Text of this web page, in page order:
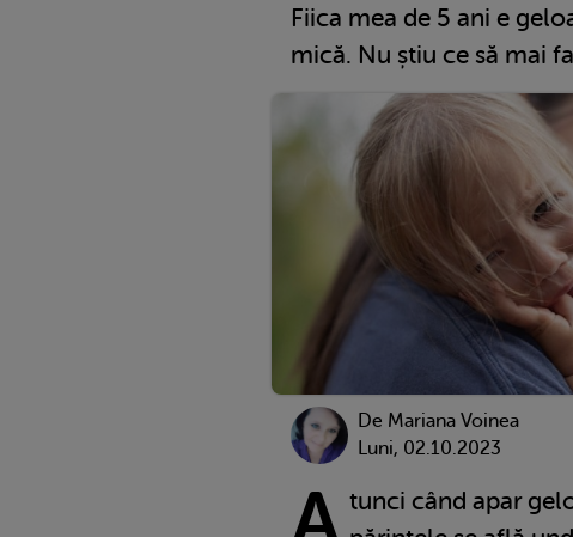
Fiica mea de 5 ani e
mică. Nu știu ce să mai
De Mariana Voinea
Luni, 02.10.2023
tunci când apar